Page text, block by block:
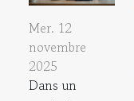
Mer. 12
novembre
2025
Dans un